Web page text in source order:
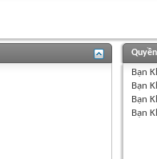
Bạn
Bạn
Bạn
Bạn